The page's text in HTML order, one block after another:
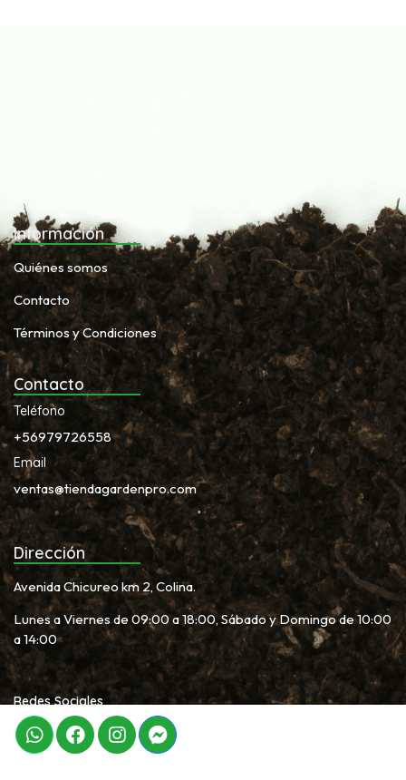
Información
Quiénes somos
Contacto
Términos y Condiciones
Contacto
Teléfono
+56979726558
Email
ventas@tiendagardenpro.com
Dirección
Avenida Chicureo km 2, Colina.
Lunes a Viernes de 09:00 a 18:00, Sábado y Domingo de 10:00
a 14:00
Redes Sociales